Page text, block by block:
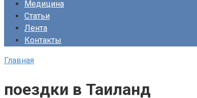
Медицина
Статьи
Лента
Контакты
Главная
поездки в Таиланд